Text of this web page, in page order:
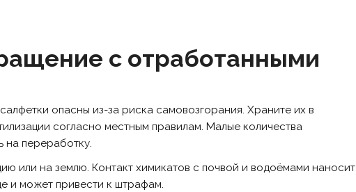
с отработанными
опасны из-за риска самовозгорания. Храните их в
согласно местным правилам. Малые количества
на переработку.
или на землю. Контакт химикатов с почвой и водоёмами наносит
и может привести к штрафам.